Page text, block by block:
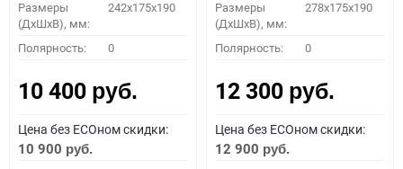
Размеры
(ДхШхВ), мм:
242x175x190
Полярность: 0
10 400 руб.
Цена без ECOном скидки:
10 900 руб.
Размеры
(ДхШхВ), мм:
278x175x190
Полярность: 0
12 300 руб.
Цена без ECOном скидки:
12 900 руб.